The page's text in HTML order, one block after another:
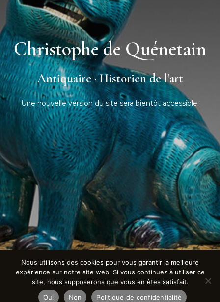
Christophe de Quénetain
Antiquaire · Historien de l’art
Une nouvelle version du site sera bientôt accessible.
Nous utilisons des cookies pour vous garantir la meilleure
expérience sur notre site web. Si vous continuez à utiliser ce
site, nous supposerons que vous en êtes satisfait.
Oui
Non Politique de confidentialité